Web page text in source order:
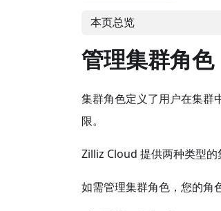
本页总览
管理集群角色
集群角色定义了用户在集群
限。
Zilliz Cloud 提供两种类型的
如需管理集群角色，您的角